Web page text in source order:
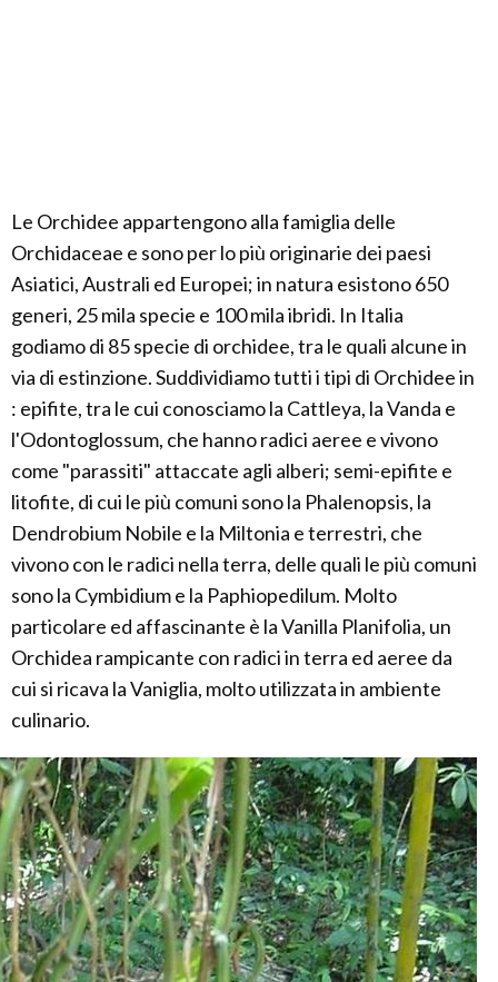
Le Orchidee appartengono alla famiglia delle
Orchidaceae e sono per lo più originarie dei paesi
Asiatici, Australi ed Europei; in natura esistono 650
generi, 25 mila specie e 100 mila ibridi. In Italia
godiamo di 85 specie di orchidee, tra le quali alcune in
via di estinzione. Suddividiamo tutti i tipi di Orchidee in
: epifite, tra le cui conosciamo la Cattleya, la Vanda e
l'Odontoglossum, che hanno radici aeree e vivono
come "parassiti" attaccate agli alberi; semi-epifite e
litofite, di cui le più comuni sono la Phalenopsis, la
Dendrobium Nobile e la Miltonia e terrestri, che
vivono con le radici nella terra, delle quali le più comuni
sono la Cymbidium e la Paphiopedilum. Molto
particolare ed affascinante è la Vanilla Planifolia, un
Orchidea rampicante con radici in terra ed aeree da
cui si ricava la Vaniglia, molto utilizzata in ambiente
culinario.